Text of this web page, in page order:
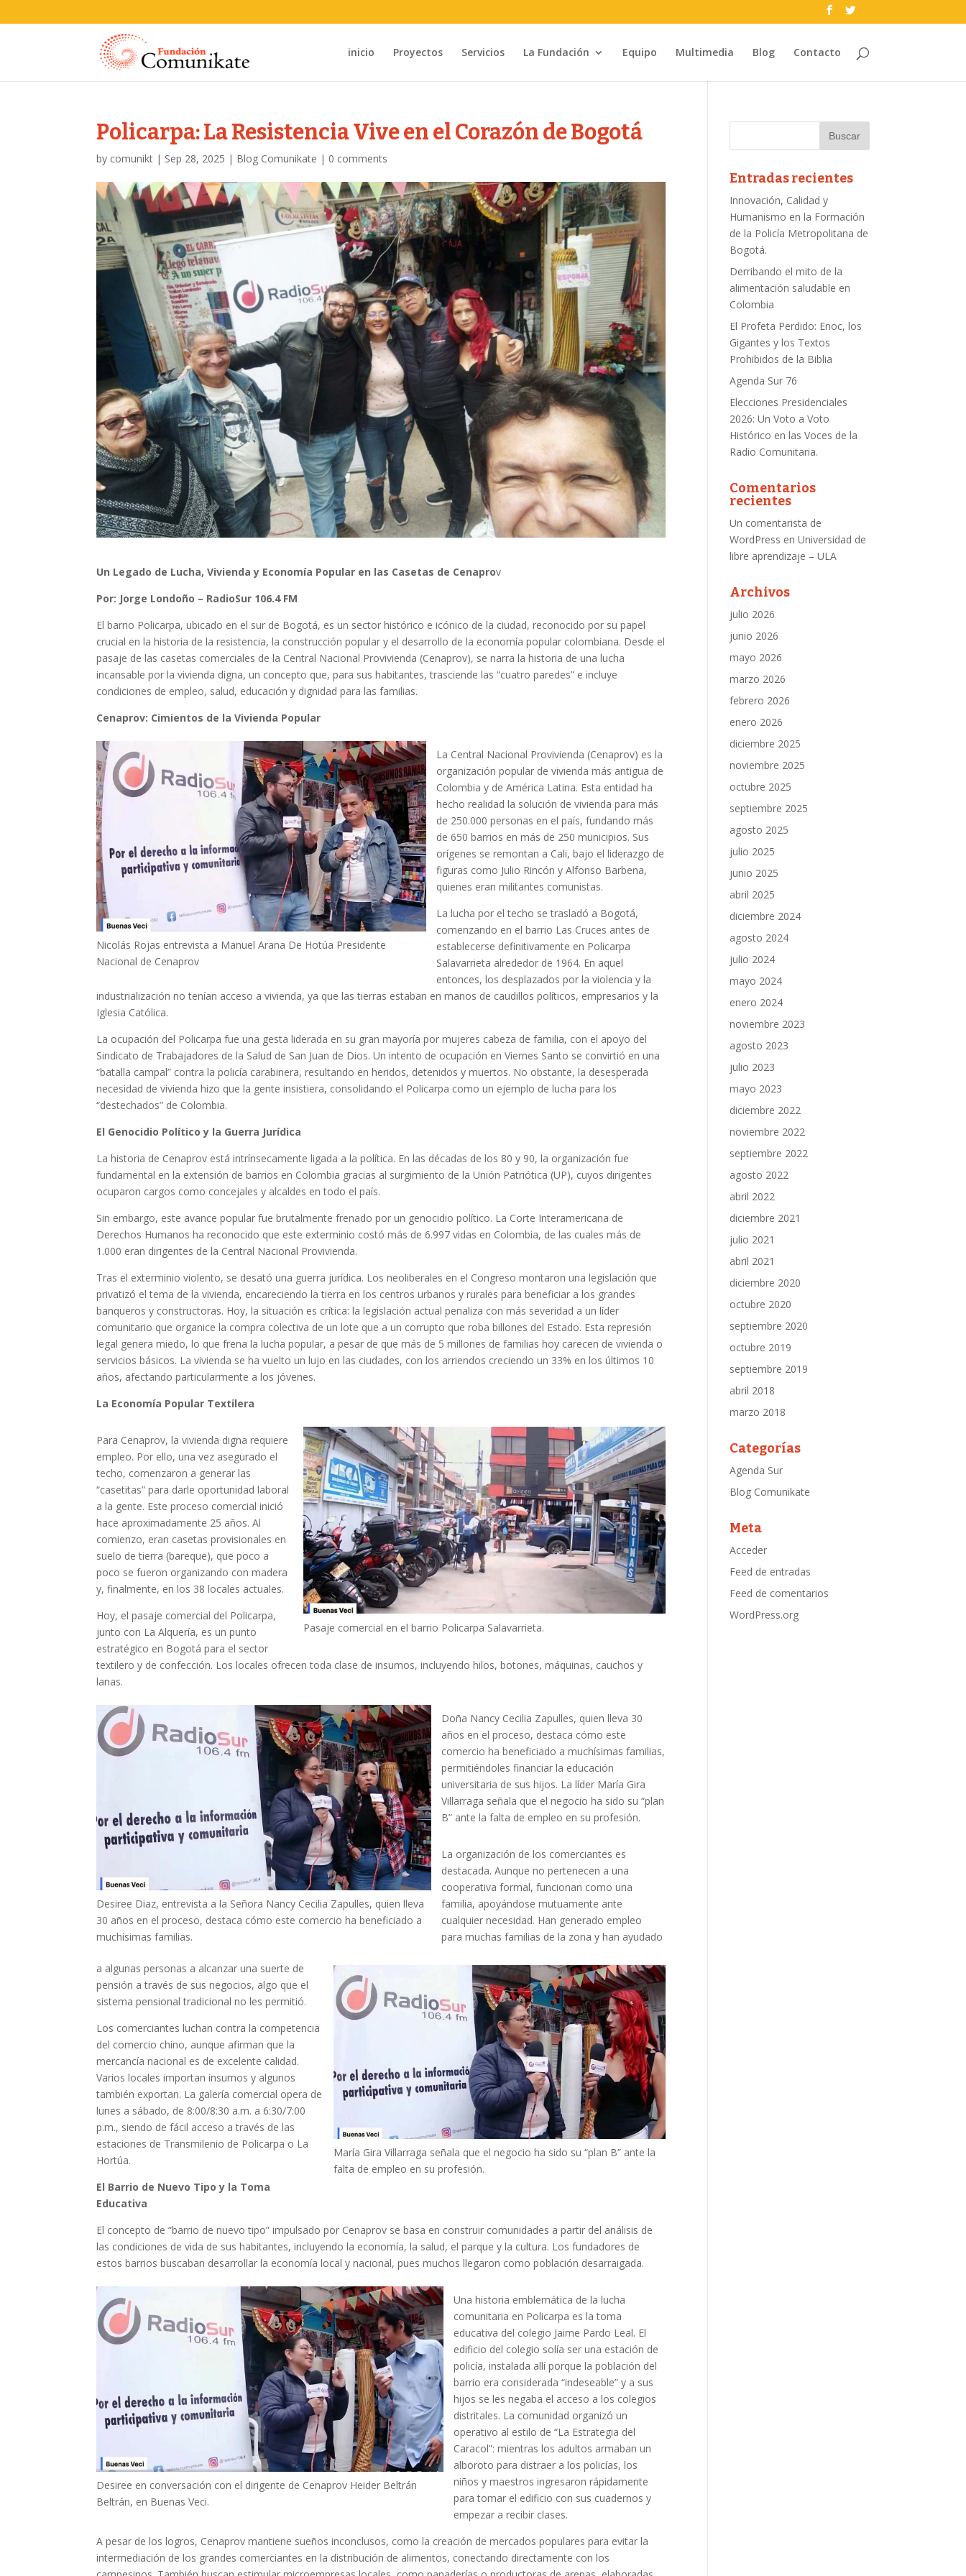
inicio Proyectos Servicios La Fundación Equipo Multimedia Blog Contacto
Policarpa: La Resistencia Vive en el Corazón de Bogotá
by comunikt | Sep 28, 2025 | Blog Comunikate | 0 comments
Un Legado de Lucha, Vivienda y Economía Popular en las Casetas de Cenaprov
Por: Jorge Londoño – RadioSur 106.4 FM
El barrio Policarpa, ubicado en el sur de Bogotá, es un sector histórico e icónico de la ciudad, reconocido por su papel
crucial en la historia de la resistencia, la construcción popular y el desarrollo de la economía popular colombiana. Desde el
pasaje de las casetas comerciales de la Central Nacional Provivienda (Cenaprov), se narra la historia de una lucha
incansable por la vivienda digna, un concepto que, para sus habitantes, trasciende las “cuatro paredes” e incluye
condiciones de empleo, salud, educación y dignidad para las familias.
Cenaprov: Cimientos de la Vivienda Popular
Nicolás Rojas entrevista a Manuel Arana De Hotúa Presidente
Nacional de Cenaprov
La Central Nacional Provivienda (Cenaprov) es la
organización popular de vivienda más antigua de
Colombia y de América Latina. Esta entidad ha
hecho realidad la solución de vivienda para más
de 250.000 personas en el país, fundando más
de 650 barrios en más de 250 municipios. Sus
orígenes se remontan a Cali, bajo el liderazgo de
figuras como Julio Rincón y Alfonso Barbena,
quienes eran militantes comunistas.
La lucha por el techo se trasladó a Bogotá,
comenzando en el barrio Las Cruces antes de
establecerse definitivamente en Policarpa
Salavarrieta alrededor de 1964. En aquel
entonces, los desplazados por la violencia y la
industrialización no tenían acceso a vivienda, ya que las tierras estaban en manos de caudillos políticos, empresarios y la
Iglesia Católica.
La ocupación del Policarpa fue una gesta liderada en su gran mayoría por mujeres cabeza de familia, con el apoyo del
Sindicato de Trabajadores de la Salud de San Juan de Dios. Un intento de ocupación en Viernes Santo se convirtió en una
“batalla campal” contra la policía carabinera, resultando en heridos, detenidos y muertos. No obstante, la desesperada
necesidad de vivienda hizo que la gente insistiera, consolidando el Policarpa como un ejemplo de lucha para los
“destechados” de Colombia.
El Genocidio Político y la Guerra Jurídica
La historia de Cenaprov está intrínsecamente ligada a la política. En las décadas de los 80 y 90, la organización fue
fundamental en la extensión de barrios en Colombia gracias al surgimiento de la Unión Patriótica (UP), cuyos dirigentes
ocuparon cargos como concejales y alcaldes en todo el país.
Sin embargo, este avance popular fue brutalmente frenado por un genocidio político. La Corte Interamericana de
Derechos Humanos ha reconocido que este exterminio costó más de 6.997 vidas en Colombia, de las cuales más de
1.000 eran dirigentes de la Central Nacional Provivienda.
Tras el exterminio violento, se desató una guerra jurídica. Los neoliberales en el Congreso montaron una legislación que
privatizó el tema de la vivienda, encareciendo la tierra en los centros urbanos y rurales para beneficiar a los grandes
banqueros y constructoras. Hoy, la situación es crítica: la legislación actual penaliza con más severidad a un líder
comunitario que organice la compra colectiva de un lote que a un corrupto que roba billones del Estado. Esta represión
legal genera miedo, lo que frena la lucha popular, a pesar de que más de 5 millones de familias hoy carecen de vivienda o
servicios básicos. La vivienda se ha vuelto un lujo en las ciudades, con los arriendos creciendo un 33% en los últimos 10
años, afectando particularmente a los jóvenes.
La Economía Popular Textilera
Pasaje comercial en el barrio Policarpa Salavarrieta.
Para Cenaprov, la vivienda digna requiere
empleo. Por ello, una vez asegurado el
techo, comenzaron a generar las
“casetitas” para darle oportunidad laboral
a la gente. Este proceso comercial inició
hace aproximadamente 25 años. Al
comienzo, eran casetas provisionales en
suelo de tierra (bareque), que poco a
poco se fueron organizando con madera
y, finalmente, en los 38 locales actuales.
Hoy, el pasaje comercial del Policarpa,
junto con La Alquería, es un punto
estratégico en Bogotá para el sector
textilero y de confección. Los locales ofrecen toda clase de insumos, incluyendo hilos, botones, máquinas, cauchos y
lanas.
Desiree Diaz, entrevista a la Señora Nancy Cecilia Zapulles, quien lleva
30 años en el proceso, destaca cómo este comercio ha beneficiado a
muchísimas familias.
Doña Nancy Cecilia Zapulles, quien lleva 30
años en el proceso, destaca cómo este
comercio ha beneficiado a muchísimas familias,
permitiéndoles financiar la educación
universitaria de sus hijos. La líder María Gira
Villarraga señala que el negocio ha sido su “plan
B” ante la falta de empleo en su profesión.
María Gira Villarraga señala que el negocio ha sido su “plan B” ante la
falta de empleo en su profesión.
La organización de los comerciantes es
destacada. Aunque no pertenecen a una
cooperativa formal, funcionan como una
familia, apoyándose mutuamente ante
cualquier necesidad. Han generado empleo
para muchas familias de la zona y han ayudado
a algunas personas a alcanzar una suerte de
pensión a través de sus negocios, algo que el
sistema pensional tradicional no les permitió.
Los comerciantes luchan contra la competencia
del comercio chino, aunque afirman que la
mercancía nacional es de excelente calidad.
Varios locales importan insumos y algunos
también exportan. La galería comercial opera de
lunes a sábado, de 8:00/8:30 a.m. a 6:30/7:00
p.m., siendo de fácil acceso a través de las
estaciones de Transmilenio de Policarpa o La
Hortúa.
El Barrio de Nuevo Tipo y la Toma
Educativa
El concepto de “barrio de nuevo tipo” impulsado por Cenaprov se basa en construir comunidades a partir del análisis de
las condiciones de vida de sus habitantes, incluyendo la economía, la salud, el parque y la cultura. Los fundadores de
estos barrios buscaban desarrollar la economía local y nacional, pues muchos llegaron como población desarraigada.
Desiree en conversación con el dirigente de Cenaprov Heider Beltrán
Beltrán, en Buenas Veci.
Una historia emblemática de la lucha
comunitaria en Policarpa es la toma
educativa del colegio Jaime Pardo Leal. El
edificio del colegio solía ser una estación de
policía, instalada allí porque la población del
barrio era considerada “indeseable” y a sus
hijos se les negaba el acceso a los colegios
distritales. La comunidad organizó un
operativo al estilo de “La Estrategia del
Caracol”: mientras los adultos armaban un
alboroto para distraer a los policías, los
niños y maestros ingresaron rápidamente
para tomar el edificio con sus cuadernos y
empezar a recibir clases.
A pesar de los logros, Cenaprov mantiene sueños inconclusos, como la creación de mercados populares para evitar la
intermediación de los grandes comerciantes en la distribución de alimentos, conectando directamente con los
Entradas recientes
Innovación, Calidad y
Humanismo en la Formación
de la Policía Metropolitana de
Bogotá.
Derribando el mito de la
alimentación saludable en
Colombia
El Profeta Perdido: Enoc, los
Gigantes y los Textos
Prohibidos de la Biblia
Agenda Sur 76
Elecciones Presidenciales
2026: Un Voto a Voto
Histórico en las Voces de la
Radio Comunitaria.
Comentarios
recientes
Un comentarista de
WordPress enUniversidad de
libre aprendizaje – ULA
Archivos
julio 2026
junio 2026
mayo 2026
marzo 2026
febrero 2026
enero 2026
diciembre 2025
noviembre 2025
octubre 2025
septiembre 2025
agosto 2025
julio 2025
junio 2025
abril 2025
diciembre 2024
agosto 2024
julio 2024
mayo 2024
enero 2024
noviembre 2023
agosto 2023
julio 2023
mayo 2023
diciembre 2022
noviembre 2022
septiembre 2022
agosto 2022
abril 2022
diciembre 2021
julio 2021
abril 2021
diciembre 2020
octubre 2020
septiembre 2020
octubre 2019
septiembre 2019
abril 2018
marzo 2018
Categorías
Agenda Sur
Blog Comunikate
Meta
Acceder
Feed de entradas
Feed de comentarios
WordPress.org